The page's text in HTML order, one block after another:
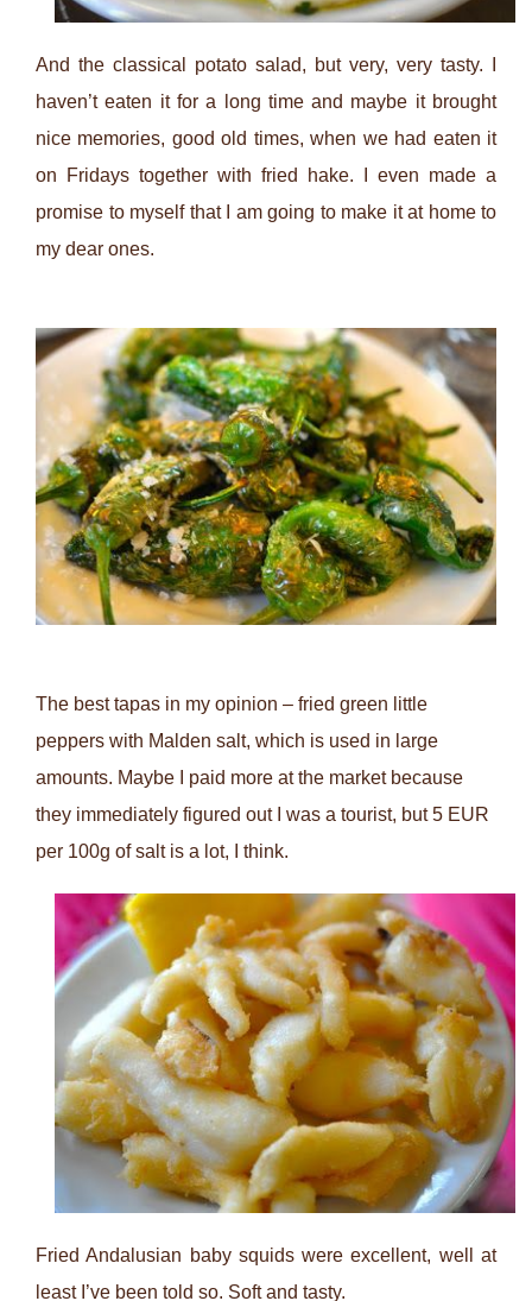
And the classical potato salad, but very, very tasty. I
haven’t eaten it for a long time and maybe it brought
nice memories, good old times, when we had eaten it
on Fridays together with fried hake. I even made a
promise to myself that I am going to make it at home to
my dear ones.
The best tapas in my opinion – fried green little
peppers with Malden salt, which is used in large
amounts. Maybe I paid more at the market because
they immediately figured out I was a tourist, but 5 EUR
per 100g of salt is a lot, I think.
Fried Andalusian baby squids were excellent, well at
least I’ve been told so. Soft and tasty.